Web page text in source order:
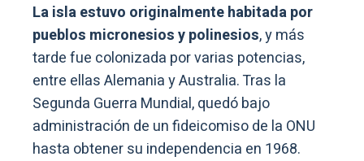
La isla estuvo originalmente habitada por
pueblos micronesios y polinesios, y más
tarde fue colonizada por varias potencias,
entre ellas Alemania y Australia. Tras la
Segunda Guerra Mundial, quedó bajo
administración de un fideicomiso de la ONU
hasta obtener su independencia en 1968.